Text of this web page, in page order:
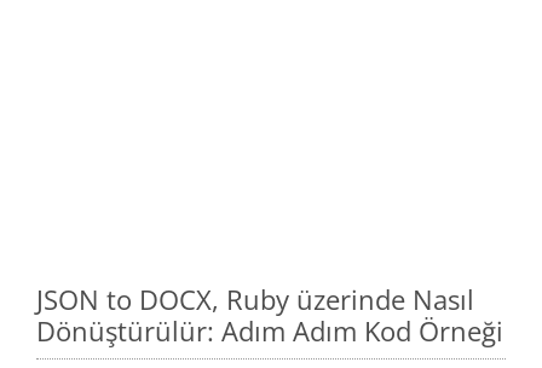
JSON to DOCX, Ruby üzerinde Nasıl
Dönüştürülür: Adım Adım Kod Örneği